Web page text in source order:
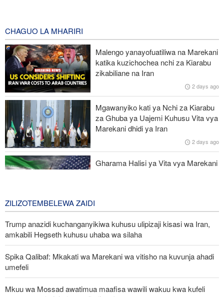
Mkuu wa Mossad awatimua maafisa wawili wakuu kwa kufeli
mpango wa kuipindua serikali ya Iran
Wabunge wa Uganda watilia shaka uamuzi wa serikali kutaka
kupeleka wanajeshi Ghaza
Miaka 81 baada ya US kuishambulia Hiroshima, Katibu Mkuu wa
UN ataka silaha za nyuklia ziangamizwe
Watetezi wa Palestina washinda katika uteuzi wa wagombea wa
Democratic wa uchaguzi wa US
CHAGUO LA MHARIRI
Malengo yanayofuatiliwa na Marekani
katika kuzichochea nchi za Kiarabu
zikabiliane na Iran
2 days ago
Mgawanyiko kati ya Nchi za Kiarabu
za Ghuba ya Uajemi Kuhusu Vita vya
Marekani dhidi ya Iran
2 days ago
Gharama Halisi ya Vita vya Marekani
ZILIZOTEMBELEWA ZAIDI
Trump anazidi kuchanganyikiwa kuhusu ulipizaji kisasi wa Iran,
amkabili Hegseth kuhusu uhaba wa silaha
Spika Qalibaf: Mkakati wa Marekani wa vitisho na kuvunja ahadi
umefeli
Mkuu wa Mossad awatimua maafisa wawili wakuu kwa kufeli